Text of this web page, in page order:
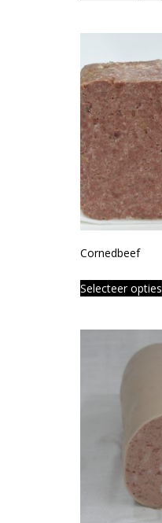
Cornedbeef
Selecteer opties